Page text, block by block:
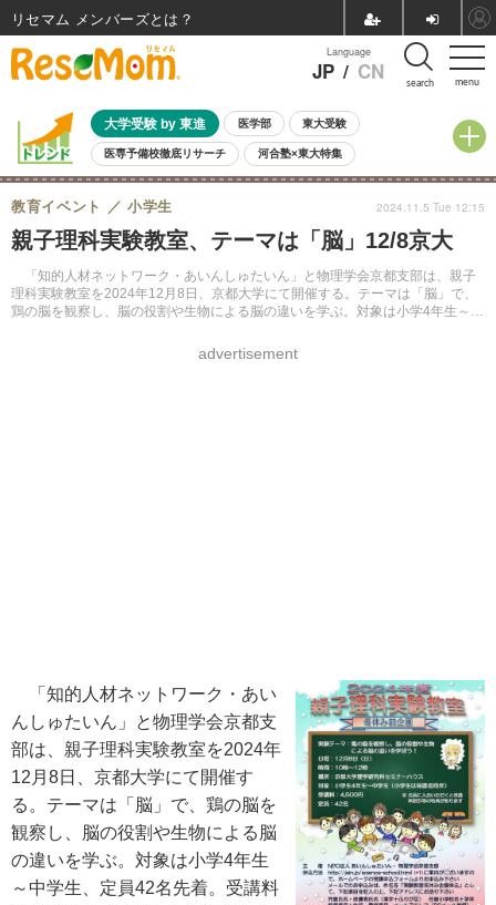
menu
Language
JP / CN search
大学受験 by 東進 医学部 東大受験
医専予備校徹底リサーチ 河合塾×東大特集
親子で考える大学選び 高校受験 中学受験 小学校受験
共通テスト 夏休み
8月開催イベント・WS 全国公立高校 過去問 人気記事
自由研究教材（小学生向け） 自由研究教材（中学生向け） ランキング
親子理科実験教室、テーマは「脳」12/8京大
「知的人材ネットワーク・あいんしゅたいん」と物理学会京都支部は、親子
理科実験教室を2024年12月8日、京都大学にて開催する。テーマは「脳」で、
鶏の脳を観察し、脳の役割や生物による脳の違いを学ぶ。対象は小学4年生～中
教育イベント 小学生
advertisement
2024.11.5 Tue 12:15
「知的人材ネットワーク・あい
んしゅたいん」と物理学会京都支
部は、親子理科実験教室を2024年
12月8日、京都大学にて開催す
る。テーマは「脳」で、鶏の脳を
観察し、脳の役割や生物による脳
の違いを学ぶ。対象は小学4年生
～中学生、定員42名先着。受講料
リセマム メンバーズ